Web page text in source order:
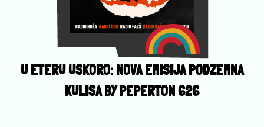
U ETERU USKORO: NOVA EMISIJA PODZEMNA
KULISA BY PEPERTON 626